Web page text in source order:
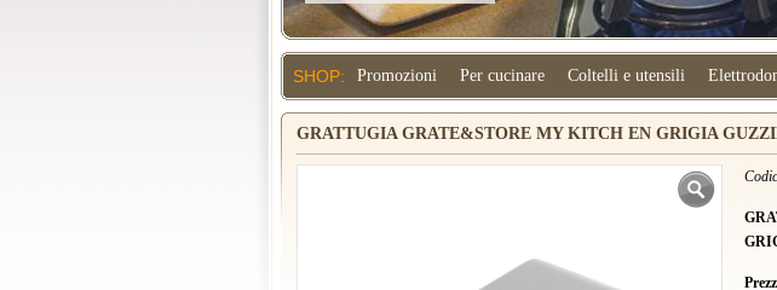
SHOP: Promozioni Per cucinare Coltelli e utensili
GRATTUGIA GRATE&STORE MY KITCH EN GRIGIA